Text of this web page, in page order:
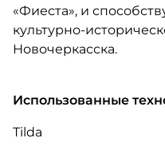
«Фиеста», и
культурно-
Новочеркасска.
Использованные
Tilda